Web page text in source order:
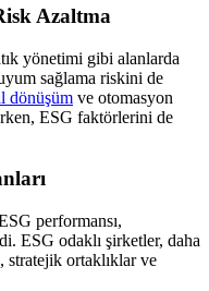
Azaltma
yönetimi gibi alanlarda
sağlama riskini de
dönüşüm ve otomasyon
ESG faktörlerini de
performansı,
ESG odaklı şirketler, daha
stratejik ortaklıklar ve